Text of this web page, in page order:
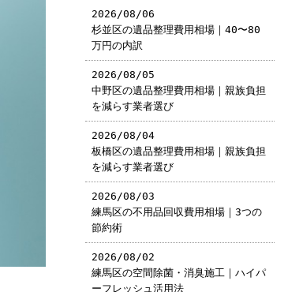
2026/08/06
杉並区の遺品整理費用相場｜40〜80
万円の内訳
2026/08/05
中野区の遺品整理費用相場｜親族負担
を減らす業者選び
2026/08/04
板橋区の遺品整理費用相場｜親族負担
を減らす業者選び
2026/08/03
練馬区の不用品回収費用相場｜3つの
節約術
2026/08/02
練馬区の空間除菌・消臭施工｜ハイパ
ーフレッシュ活用法